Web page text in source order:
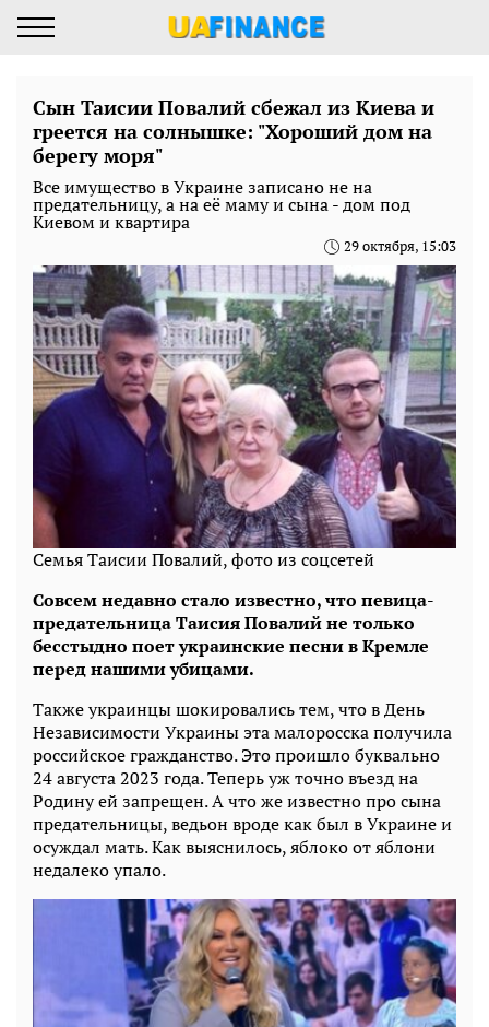
Сын Таисии Повалий сбежал из Киева и
греется на солнышке: "Хороший дом на
берегу моря"
Все имущество в Украине записано не на
предательницу, а на её маму и сына - дом под
Киевом и квартира
29 октября, 15:03
Семья Таисии Повалий, фото из соцсетей
Совсем недавно стало известно, что певица-
предательница Таисия Повалий не только
бесстыдно поет украинские песни в Кремле
перед нашими убицами.
Также украинцы шокировались тем, что в День
Независимости Украины эта малоросска получила
российское гражданство. Это проишло буквально
24 августа 2023 года. Теперь уж точно въезд на
Родину ей запрещен. А что же известно про сына
предательницы, ведьон вроде как был в Украине и
осуждал мать. Как выяснилось, яблоко от яблони
недалеко упало.